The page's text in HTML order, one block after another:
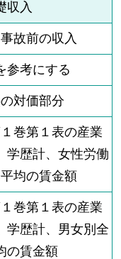
収入
故前の収入
参考にする
対価部分
巻第１表の産業
学歴計、女性労働
均の賃金額
巻第１表の産業
学歴計、男女別全
の賃金額